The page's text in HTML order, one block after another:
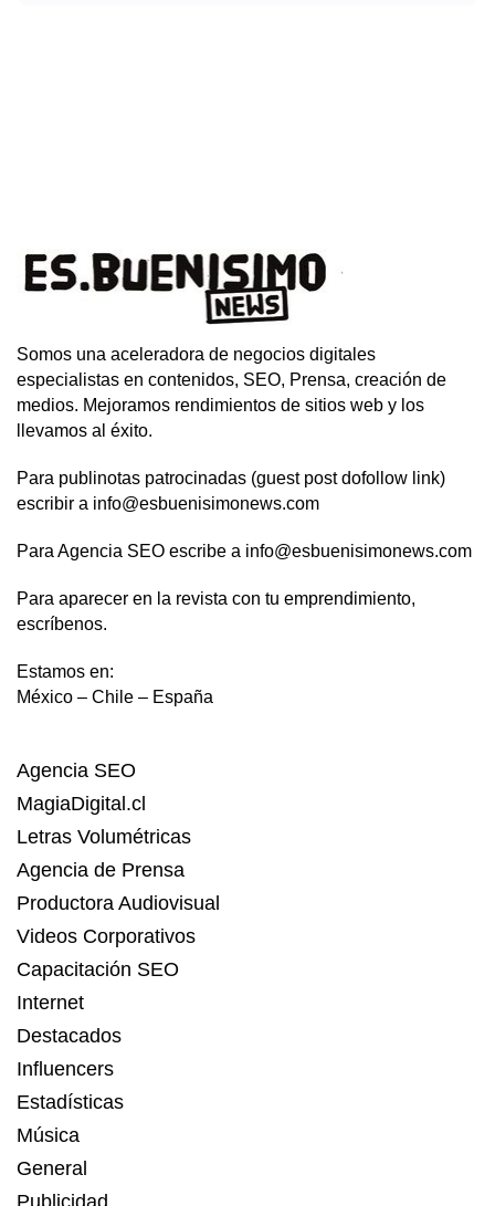
Somos una aceleradora de negocios digitales
especialistas en contenidos, SEO, Prensa, creación de
medios. Mejoramos rendimientos de sitios web y los
llevamos al éxito.
Para publinotas patrocinadas (guest post dofollow link)
escribir a info@esbuenisimonews.com
Para Agencia SEO escribe a info@esbuenisimonews.com
Para aparecer en la revista con tu emprendimiento,
escríbenos.
Estamos en:
México – Chile – España
Agencia SEO
MagiaDigital.cl
Letras Volumétricas
Agencia de Prensa
Productora Audiovisual
Videos Corporativos
Capacitación SEO
Internet
Destacados
Influencers
Estadísticas
Música
General